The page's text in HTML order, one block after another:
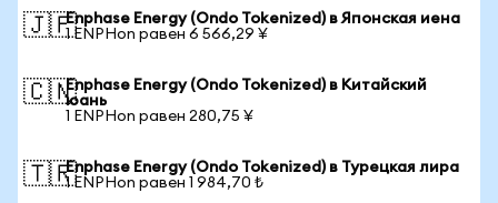
🇯🇵Enphase Energy (Ondo Tokenized) в Японская иена
1 ENPHon равен 6 566,29 ¥
🇨🇳Enphase Energy (Ondo Tokenized) в Китайский
юань
1 ENPHon равен 280,75 ¥
🇹🇷Enphase Energy (Ondo Tokenized) в Турецкая лира
1 ENPHon равен 1 984,70 ₺